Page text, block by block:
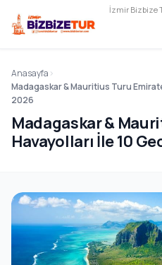
İzmir Bizbize
Anasayfa
Madagaskar & Mauritius Turu
2026
Madagaskar &
Havayolları İle 10